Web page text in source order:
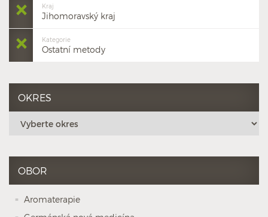
Kraj
Jihomoravský kraj
Kategorie
Ostatní metody
OKRES
OBOR
Aromaterapie